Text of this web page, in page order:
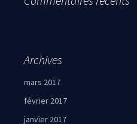
Archives
mars 2017
février 2017
janvier 2017